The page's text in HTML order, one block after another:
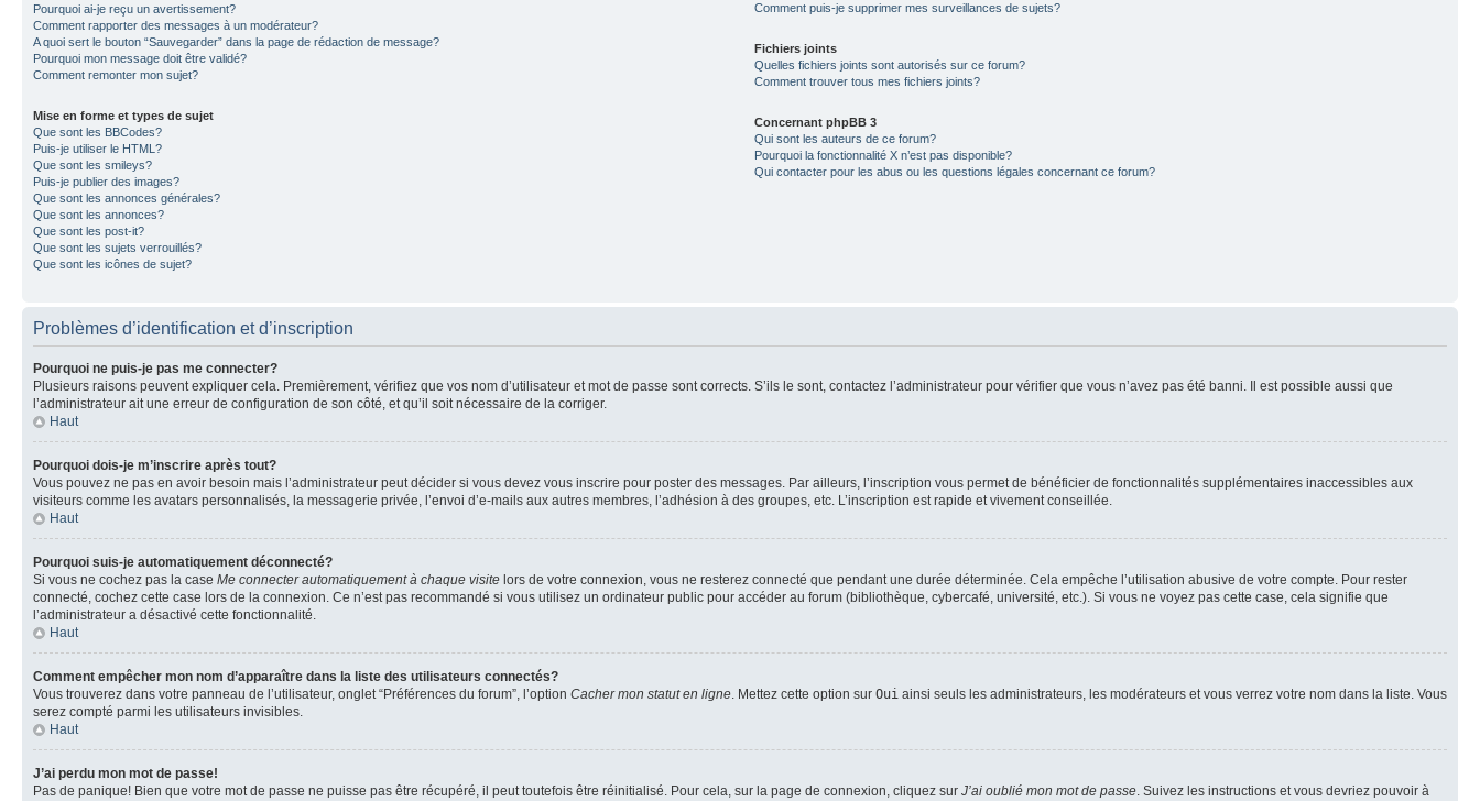
Pourquoi ai-je reçu un avertissement?
Comment rapporter des messages à un modérateur?
A quoi sert le bouton “Sauvegarder” dans la page de rédaction de message?
Pourquoi mon message doit être validé?
Comment remonter mon sujet?
Mise en forme et types de sujet
Que sont les BBCodes?
Puis-je utiliser le HTML?
Que sont les smileys?
Puis-je publier des images?
Que sont les annonces générales?
Que sont les annonces?
Que sont les post-it?
Que sont les sujets verrouillés?
Que sont les icônes de sujet?
Comment puis-je supprimer mes surveillances de sujets?
Fichiers joints
Quelles fichiers joints sont autorisés sur ce forum?
Comment trouver tous mes fichiers joints?
Concernant phpBB 3
Qui sont les auteurs de ce forum?
Pourquoi la fonctionnalité X n’est pas disponible?
Qui contacter pour les abus ou les questions légales concernant ce forum?
Problèmes d’identification et d’inscription
Pourquoi ne puis-je pas me connecter?
Plusieurs raisons peuvent expliquer cela. Premièrement, vérifiez que vos nom d’utilisateur et mot de passe sont corrects. S’ils le sont, contactez l’administrateur pour vérifier que vous n’avez pas été banni. Il est possible aussi que
l’administrateur ait une erreur de configuration de son côté, et qu’il soit nécessaire de la corriger.
Haut
Pourquoi dois-je m’inscrire après tout?
Vous pouvez ne pas en avoir besoin mais l’administrateur peut décider si vous devez vous inscrire pour poster des messages. Par ailleurs, l’inscription vous permet de bénéficier de fonctionnalités supplémentaires inaccessibles aux
visiteurs comme les avatars personnalisés, la messagerie privée, l’envoi d’e-mails aux autres membres, l’adhésion à des groupes, etc. L’inscription est rapide et vivement conseillée.
Haut
Pourquoi suis-je automatiquement déconnecté?
Si vous ne cochez pas la case Me connecter automatiquement à chaque visite lors de votre connexion, vous ne resterez connecté que pendant une durée déterminée. Cela empêche l’utilisation abusive de votre compte. Pour rester
connecté, cochez cette case lors de la connexion. Ce n’est pas recommandé si vous utilisez un ordinateur public pour accéder au forum (bibliothèque, cybercafé, université, etc.). Si vous ne voyez pas cette case, cela signifie que
l’administrateur a désactivé cette fonctionnalité.
Haut
Comment empêcher mon nom d’apparaître dans la liste des utilisateurs connectés?
Vous trouverez dans votre panneau de l’utilisateur, onglet “Préférences du forum”, l’option Cacher mon statut en ligne. Mettez cette option sur Oui ainsi seuls les administrateurs, les modérateurs et vous verrez votre nom dans la liste. Vous
serez compté parmi les utilisateurs invisibles.
Haut
J’ai perdu mon mot de passe!
Pas de panique! Bien que votre mot de passe ne puisse pas être récupéré, il peut toutefois être réinitialisé. Pour cela, sur la page de connexion, cliquez sur J’ai oublié mon mot de passe. Suivez les instructions et vous devriez pouvoir à